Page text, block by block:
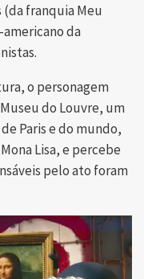
(da franquia Meu
da
o personagem
do Louvre, um
Paris e do mundo,
Lisa, e percebe
pelo ato foram